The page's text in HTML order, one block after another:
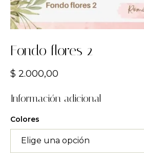
Fondo flores 2
$ 2.000,00
Información adicional
Colores